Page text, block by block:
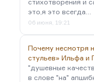
стихотворения и
это,я это всегда…
06 июня, 19:21
Почему несмотря
стульев» Ильфа и
"душевные
в слове "на"